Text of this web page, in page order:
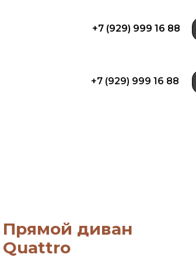
+7 (929) 999 16 88
+7 (929) 999 16 88
Прямой диван
Quattro